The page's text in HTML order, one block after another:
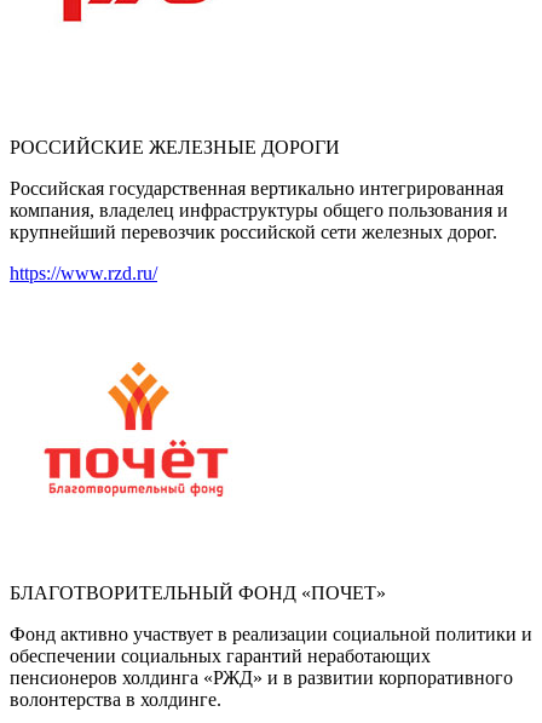
РОССИЙСКИЕ ЖЕЛЕЗНЫЕ ДОРОГИ
Российская государственная вертикально интегрированная
компания, владелец инфраструктуры общего пользования и
крупнейший перевозчик российской сети железных дорог.
https://www.rzd.ru/
БЛАГОТВОРИТЕЛЬНЫЙ ФОНД «ПОЧЕТ»
Фонд активно участвует в реализации социальной политики и
обеспечении социальных гарантий неработающих
пенсионеров холдинга «РЖД» и в развитии корпоративного
волонтерства в холдинге.